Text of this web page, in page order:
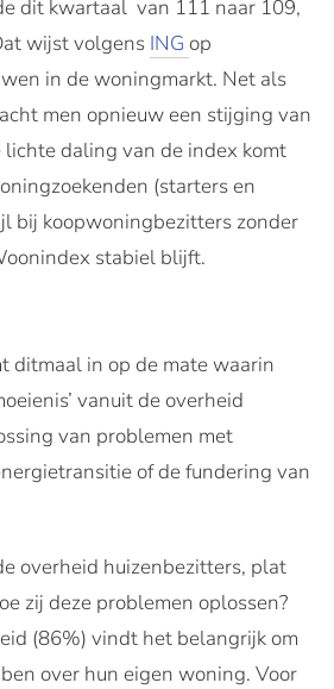
dit kwartaal van 111 naar 109,
wijst volgens ING op
in de woningmarkt. Net als
men opnieuw een stijging van
lichte daling van de index komt
(starters en
bij koopwoningbezitters zonder
stabiel blijft.
ditmaal in op de mate waarin
vanuit de overheid
van problemen met
of de fundering van
overheid huizenbezitters, plat
zij deze problemen oplossen?
(86%) vindt het belangrijk om
over hun eigen woning. Voor